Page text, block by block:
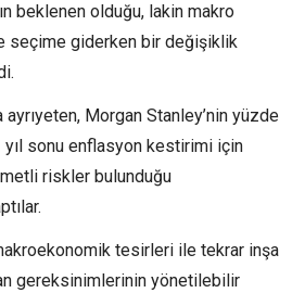
beklenen olduğu, lakin makro
seçime giderken bir değişiklik
Morgan Stanley’nin yüzde
sonu enflasyon kestirimi için
riskler bulunduğu
tesirleri ile tekrar inşa
gereksinimlerinin yönetilebilir